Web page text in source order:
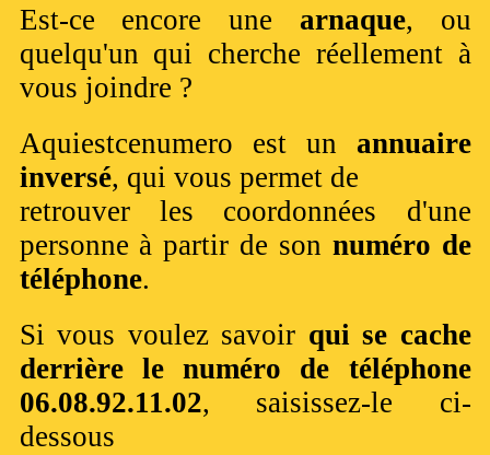
Est-ce encore une arnaque, ou
quelqu'un qui cherche réellement à
vous joindre ?
Aquiestcenumero est un annuaire
inversé, qui vous permet de
retrouver les coordonnées d'une
personne à partir de son numéro de
téléphone.
Si vous voulez savoir qui se cache
derrière le numéro de téléphone
06.08.92.11.02, saisissez-le ci-
dessous